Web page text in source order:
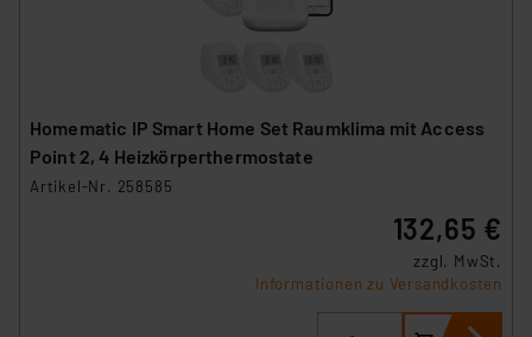
Homematic IP Smart Home Set Raumklima mit Access
Point 2, 4 Heizkörperthermostate
Artikel-Nr. 258585
132,65 €
zzgl. MwSt.
Informationen zu Versandkosten